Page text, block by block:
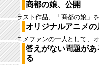
商都の娘、公開
イラスト作品、「商都の娘」
品は、僕としては珍しい要素
た １つ目が褐色の肌、...
オリジナルアニメの
アニメファンの一人として、
のは文化として盛り上がって
説のメディア展開の一段...
答えがない問題が
る